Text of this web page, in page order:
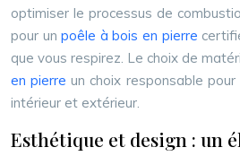
optimiser le processus de
pour unpoêle à bois en pierre
que vous respirez. Le choix de
en pierreun choix responsable
intérieur et extérieur.
Esthétique et design : un